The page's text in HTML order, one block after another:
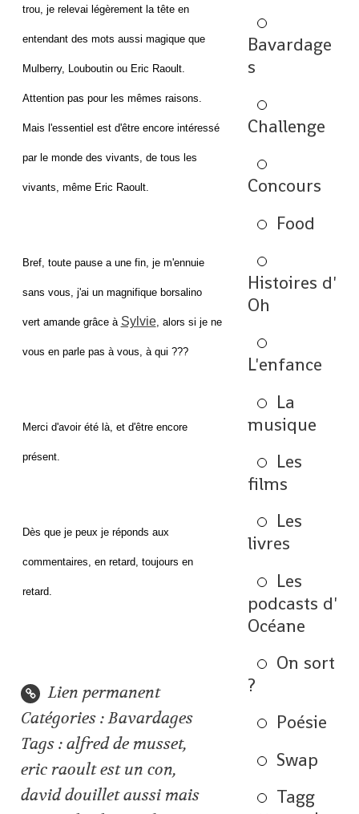
trou, je relevai légèrement la tête en
entendant des mots aussi magique que
Mulberry, Louboutin ou Eric Raoult.
Attention pas pour les mêmes raisons.
Mais l'essentiel est d'être encore intéressé
par le monde des vivants, de tous les
vivants, même Eric Raoult.
Bref, toute pause a une fin, je m'ennuie
sans vous, j'ai un magnifique borsalino
vert amande grâce à Sylvie, alors si je ne
vous en parle pas à vous, à qui ???
Merci d'avoir été là, et d'être encore
présent.
Dès que je peux je réponds aux
commentaires, en retard, toujours en
retard.
Lien permanent
Catégories :Bavardages
Tags :alfred de musset,
eric raoult est un con,
david douillet aussi mais
Bavardage
s
Challenge
Concours
Food
Histoires d'
Oh
L'enfance
La
musique
Les
films
Les
livres
Les
podcasts d'
Océane
On sort
?
Poésie
Swap
Tagg